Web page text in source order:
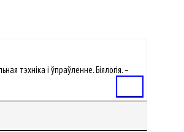
тэхніка і ўпраўленне. Біялогія. –